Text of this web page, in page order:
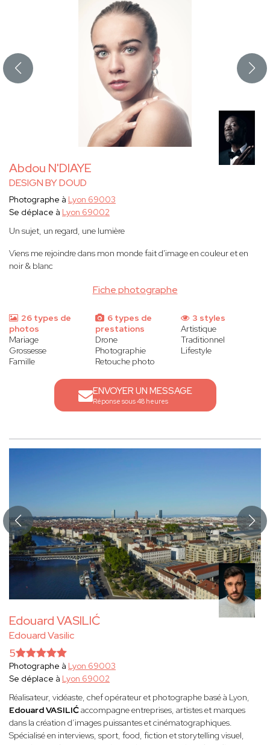
Abdou N'DIAYE
DESIGN BY DOUD
Fiche photographe
Photographe à Lyon 69003
Se déplace à Lyon 69002
Un sujet, un regard, une lumière
Viens me rejoindre dans mon monde fait d'image en couleur et en
noir & blanc
26 types de
photos
Mariage
Grossesse
Famille
6 types de
prestations
Drone
Photographie
Retouche photo
3 styles
Artistique
Traditionnel
Lifestyle
ENVOYER UN MESSAGE
Réponse sous 48 heures
Edouard VASILIĆ
Edouard Vasilic
5
Photographe à Lyon 69003
Se déplace à Lyon 69002
Réalisateur, vidéaste, chef opérateur et photographe basé à Lyon,
Edouard VASILIĆaccompagne entreprises, artistes et marques
dans la création d’images puissantes et cinématographiques.
Spécialisé en interviews, sport, food, fiction et storytelling visuel,